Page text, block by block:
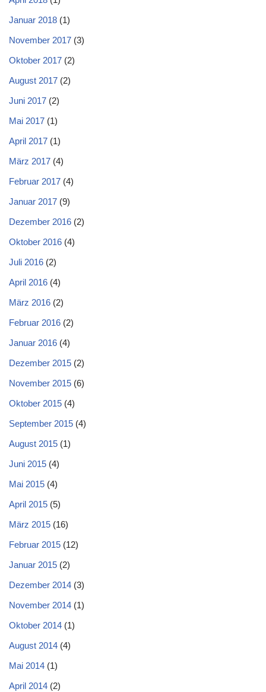
Januar 2018 (1)
November 2017 (3)
Oktober 2017 (2)
August 2017 (2)
Juni 2017 (2)
Mai 2017 (1)
April 2017 (1)
März 2017 (4)
Februar 2017 (4)
Januar 2017 (9)
Dezember 2016 (2)
Oktober 2016 (4)
Juli 2016 (2)
April 2016 (4)
März 2016 (2)
Februar 2016 (2)
Januar 2016 (4)
Dezember 2015 (2)
November 2015 (6)
Oktober 2015 (4)
September 2015 (4)
August 2015 (1)
Juni 2015 (4)
Mai 2015 (4)
April 2015 (5)
März 2015 (16)
Februar 2015 (12)
Januar 2015 (2)
Dezember 2014 (3)
November 2014 (1)
Oktober 2014 (1)
August 2014 (4)
Mai 2014 (1)
April 2014 (2)